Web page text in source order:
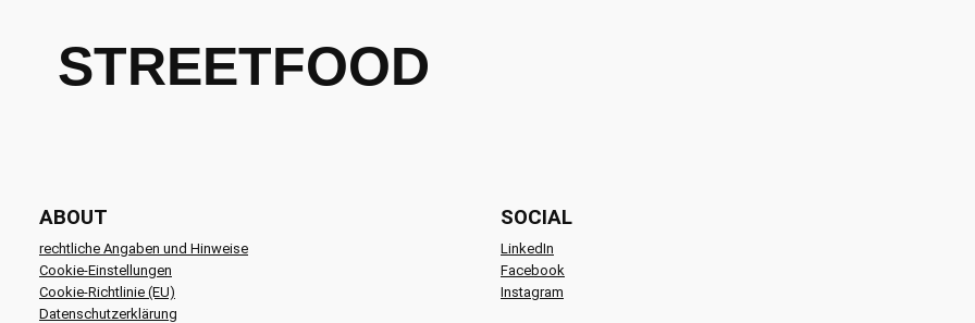
STREETFOOD
ABOUT
rechtliche Angaben und Hinweise
Cookie-Einstellungen
Cookie-Richtlinie (EU)
Datenschutzerklärung
SOCIAL
LinkedIn
Facebook
Instagram